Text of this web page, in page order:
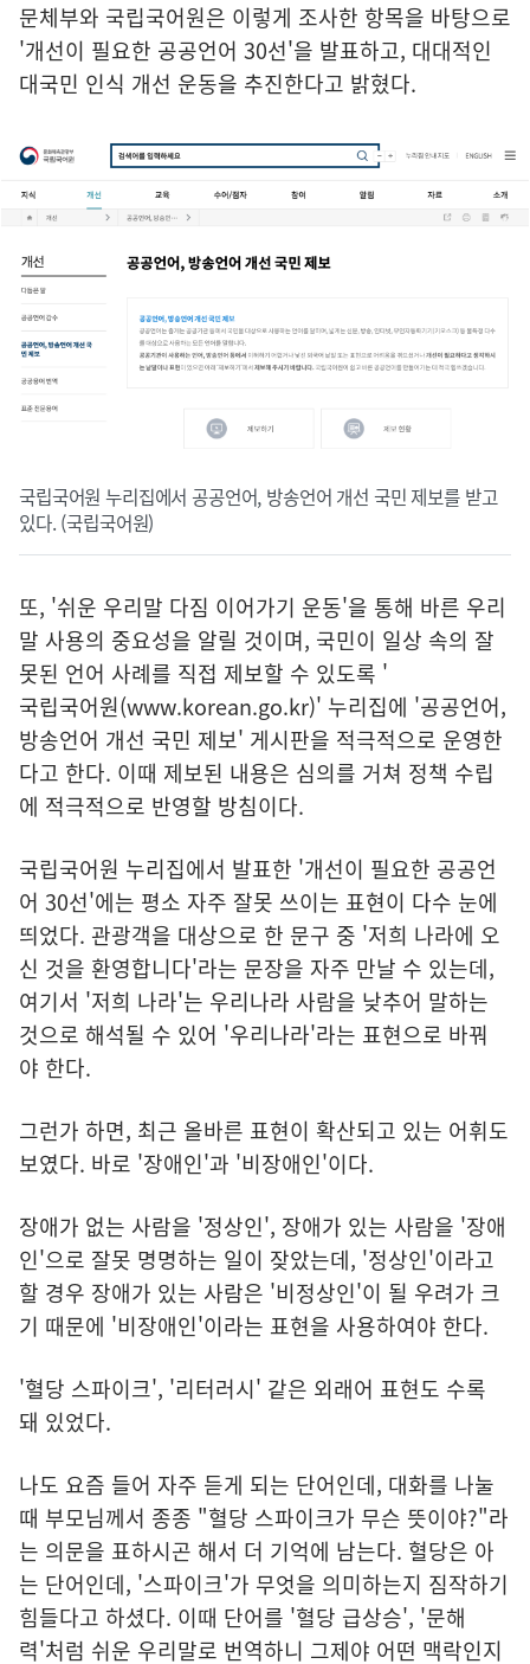
문체부와 국립국어원은 이렇게 조사한 항목을 바탕으로
'개선이 필요한 공공언어 30선'을 발표하고, 대대적인
대국민 인식 개선 운동을 추진한다고 밝혔다.
국립국어원 누리집에서 공공언어, 방송언어 개선 국민 제보를 받고
있다. (국립국어원)
또, '쉬운 우리말 다짐 이어가기 운동'을 통해 바른 우리
말 사용의 중요성을 알릴 것이며, 국민이 일상 속의 잘
못된 언어 사례를 직접 제보할 수 있도록 '
국립국어원(www.korean.go.kr)' 누리집에 '공공언어,
방송언어 개선 국민 제보' 게시판을 적극적으로 운영한
다고 한다. 이때 제보된 내용은 심의를 거쳐 정책 수립
에 적극적으로 반영할 방침이다.
국립국어원 누리집에서 발표한 '개선이 필요한 공공언
어 30선'에는 평소 자주 잘못 쓰이는 표현이 다수 눈에
띄었다. 관광객을 대상으로 한 문구 중 '저희 나라에 오
신 것을 환영합니다'라는 문장을 자주 만날 수 있는데,
여기서 '저희 나라'는 우리나라 사람을 낮추어 말하는
것으로 해석될 수 있어 '우리나라'라는 표현으로 바꿔
야 한다.
그런가 하면, 최근 올바른 표현이 확산되고 있는 어휘도
보였다. 바로 '장애인'과 '비장애인'이다.
장애가 없는 사람을 '정상인', 장애가 있는 사람을 '장애
인'으로 잘못 명명하는 일이 잦았는데, '정상인'이라고
할 경우 장애가 있는 사람은 '비정상인'이 될 우려가 크
기 때문에 '비장애인'이라는 표현을 사용하여야 한다.
'혈당 스파이크', '리터러시' 같은 외래어 표현도 수록
돼 있었다.
나도 요즘 들어 자주 듣게 되는 단어인데, 대화를 나눌
때 부모님께서 종종 "혈당 스파이크가 무슨 뜻이야?"라
는 의문을 표하시곤 해서 더 기억에 남는다. 혈당은 아
는 단어인데, '스파이크'가 무엇을 의미하는지 짐작하기
힘들다고 하셨다. 이때 단어를 '혈당 급상승', '문해
력'처럼 쉬운 우리말로 번역하니 그제야 어떤 맥락인지